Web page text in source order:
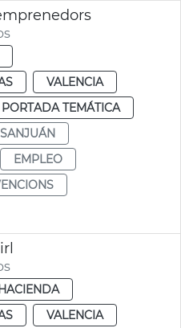
VALENCIA
TEMÁTICA
EMPLEO
VALENCIA